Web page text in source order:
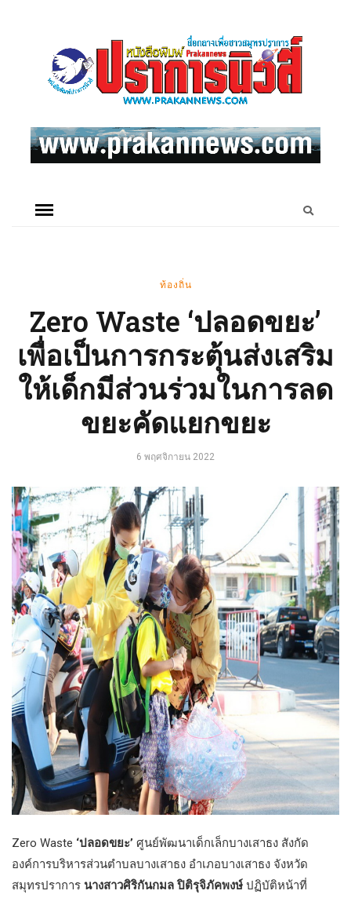
ท้องถิ่น
Zero Waste ‘ปลอดขยะ’
เพื่อเป็นการกระตุ้นส่งเสริม
ให้เด็กมีส่วนร่วมในการลด
ขยะคัดแยกขยะ
6 พฤศจิกายน 2022
Zero Waste ‘ปลอดขยะ’ ศูนย์พัฒนาเด็กเล็กบางเสาธง สังกัด
องค์การบริหารส่วนตำบลบางเสาธง อำเภอบางเสาธง จังหวัด
สมุทรปราการ นางสาวศิริกันกมล ปิติรุจิภัคพงษ์ ปฏิบัติหน้าที่